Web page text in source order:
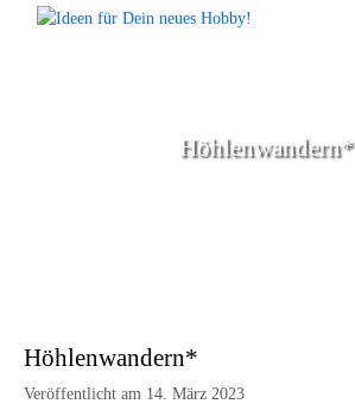
Höhlenwandern*
Höhlenwandern*
Veröffentlicht am 14. März 2023